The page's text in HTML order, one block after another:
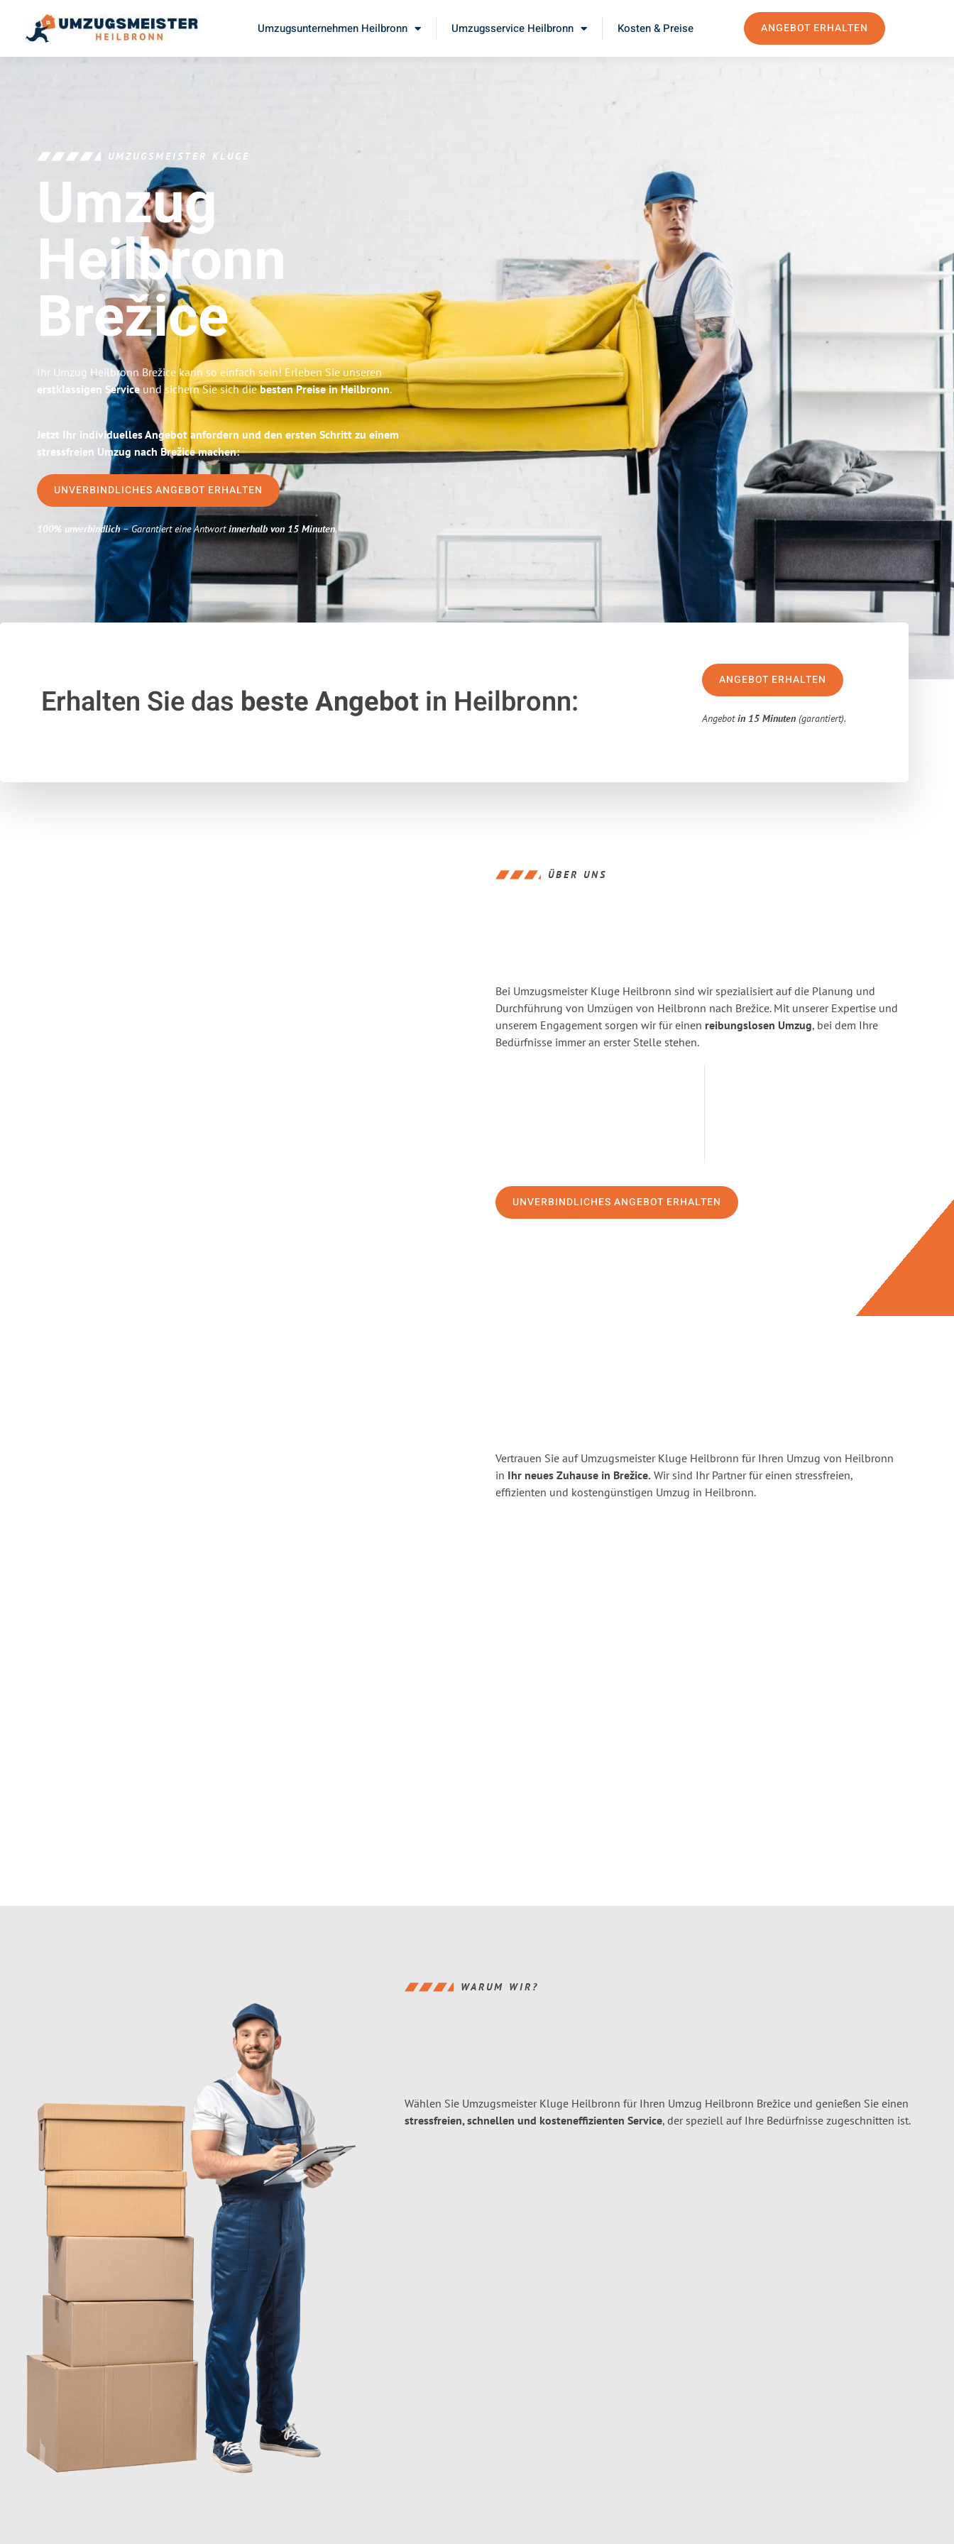
Umzugsunternehmen Heilbronn Umzugsservice Heilbronn Kosten & Preise ANGEBOT ERHALTEN
UMZUGSMEISTER KLUGE
Umzug
Heilbronn
Brežice
Ihr Umzug Heilbronn Brežice kann so einfach sein! Erleben Sie unseren
erstklassigen Serviceund sichern Sie sich diebesten Preise in Heilbronn.
Jetzt Ihr individuelles Angebot anfordern und den ersten Schritt zu einem
stressfreien Umzug nach Brežice machen:
UNVERBINDLICHES ANGEBOT ERHALTEN
100% unverbindlich– Garantiert eine Antwortinnerhalb von 15 Minuten.
Erhalten Sie das beste Angebotin Heilbronn:
ANGEBOT ERHALTEN
Angebotin 15 Minuten (garantiert).
ÜBER UNS
Bei Umzugsmeister Kluge Heilbronn sind wir spezialisiert auf die Planung und
Durchführung von Umzügen von Heilbronn nach Brežice. Mit unserer Expertise und
unserem Engagement sorgen wir für einen reibungslosen Umzug, bei dem Ihre
Bedürfnisse immer an erster Stelle stehen.
UNVERBINDLICHES ANGEBOT ERHALTEN
Vertrauen Sie auf Umzugsmeister Kluge Heilbronn für Ihren Umzug von Heilbronn
in Ihr neues Zuhause in Brežice. Wir sind Ihr Partner für einen stressfreien,
effizienten und kostengünstigen Umzug in Heilbronn.
WARUM WIR?
Wählen Sie Umzugsmeister Kluge Heilbronn für Ihren Umzug Heilbronn Brežice und genießen Sie einen
stressfreien, schnellen und kosteneffizienten Service, der speziell auf Ihre Bedürfnisse zugeschnitten ist.